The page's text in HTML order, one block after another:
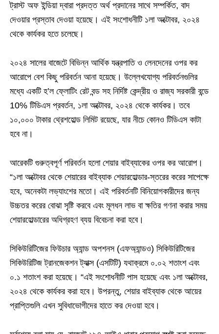
ট্রাস্ট অফ ইন্ডিয়া দ্বারা প্রদত্ত অর্থ প্রদানের সাথে সম্পর্কিত, বাদ
দেওয়ার প্রস্তাব দেওয়া হয়েছে। এই সংশোধনীটি ১লা অক্টোবর, ২০২৪
থেকে কার্যকর হতে চলেছে।
২০২৪ সালের বাজেটে বিভিন্ন আর্থিক যন্ত্রপাতি ও লেনদেনের ওপর কর
আরোপে বেশ কিছু পরিবর্তন আনা হয়েছে। উল্লেখযোগ্য পরিবর্তনগুলির
মধ্যে একটি হ’ল ফ্লোটিং রেট বন্ড সহ নির্দিষ্ট কেন্দ্রীয় ও রাজ্য সরকারী বন্ডে
10% টিডিএস প্রবর্তন, ১লা অক্টোবর, ২০২৪ থেকে কার্যকর। তবে
১০,০০০ টাকার থ্রেশহোল্ড লিমিট রয়েছে, যার নীচে কোনও টিডিএস কাটা
হবে না।
আরেকটি গুরুত্বপূর্ণ পরিবর্তন হলো শেয়ার বাইব্যাকের ওপর কর আরোপ।
“১লা অক্টোবর থেকে শেয়ারের বাইব্যাক শেয়ারহোল্ডার-স্তরের করের সাপেক্ষে
হবে, অনেকটা লভ্যাংশের মতো। এই পরিবর্তনটি বিনিয়োগকারীদের জন্য
উচ্চতর করের বোঝা সৃষ্টি করবে এবং মূলধন লাভ বা ক্ষতির গণনা করার সময়
শেয়ারহোল্ডারের অধিগ্রহণ ব্যয় বিবেচনা করা হবে।
সিকিউরিটিজের ফিউচার অ্যান্ড অপশনস (এফঅ্যান্ডও) সিকিউরিটিজের
সিকিউরিটিজ ট্রানজেকশন ট্যাক্স (এসটিটি) যথাক্রমে ০.০২ শতাংশ এবং
০.১ শতাংশ করা হয়েছে। “এই সংশোধনীটি পাস হয়েছে এবং ১লা অক্টোবর,
২০২৪ থেকে কার্যকর করা হবে। উপরন্তু, শেয়ার বাইব্যাক থেকে আয়ের
প্রাপ্তিগুলি এখন সুবিধাভোগীদের হাতে কর দেওয়া হবে।